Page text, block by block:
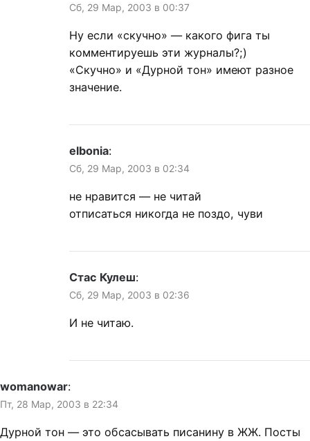
Сб, 29 Мар, 2003 в 00:37
Ну если «скучно» — какого фига ты
комментируешь эти журналы?;)
«Скучно» и «Дурной тон» имеют разное
значение.
elbonia:
Сб, 29 Мар, 2003 в 02:34
не нравится — не читай
отписаться никогда не поздо, чуви
Стас Кулеш:
Сб, 29 Мар, 2003 в 02:36
И не читаю.
womanowar:
Пт, 28 Мар, 2003 в 22:34
Дурной тон — это обсасывать писанину в ЖЖ. Посты